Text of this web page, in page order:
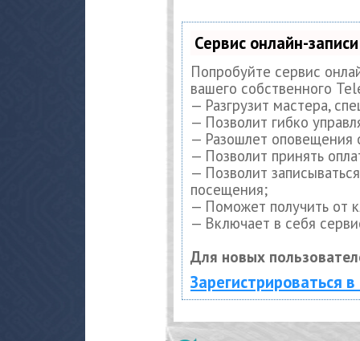
Сервис онлайн-
Попробуйте сервис
вашего собственного
— Разгрузит мастера,
— Позволит гибко
— Разошлет оповещения
— Позволит принять
— Позволит
посещения;
— Поможет получить от
— Включает в себя
Для новых
Зарегистрироваться в